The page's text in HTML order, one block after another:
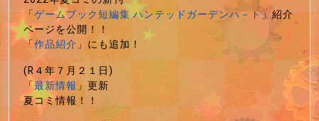
「ゲームブック短編集 ハンテッドガーデンハ－ト」紹介
ページを公開！！
「作品紹介」にも追加！
(R４年７月２１日)
「最新情報」更新
夏コミ情報！！